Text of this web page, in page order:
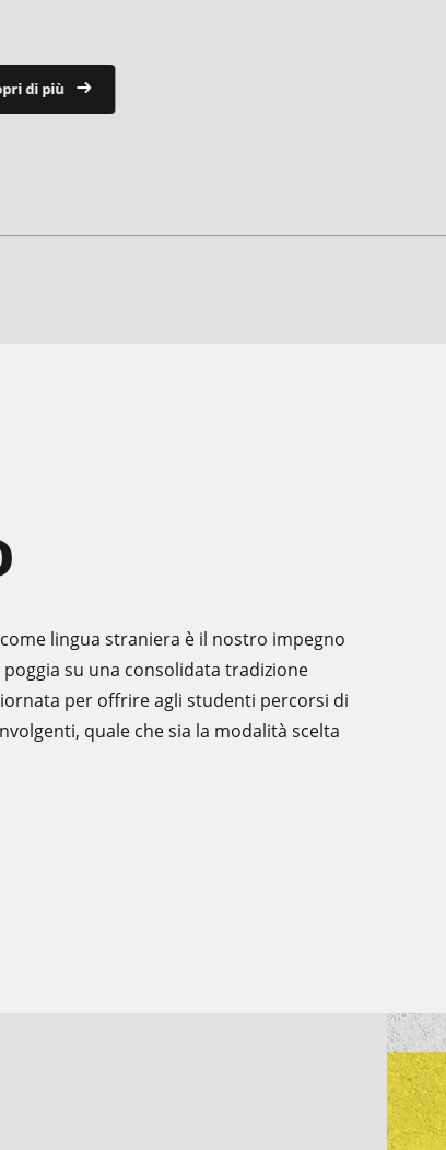
di più
lingua straniera è il nostro impegno
su una consolidata tradizione
per offrire agli studenti percorsi di
quale che sia la modalità scelta